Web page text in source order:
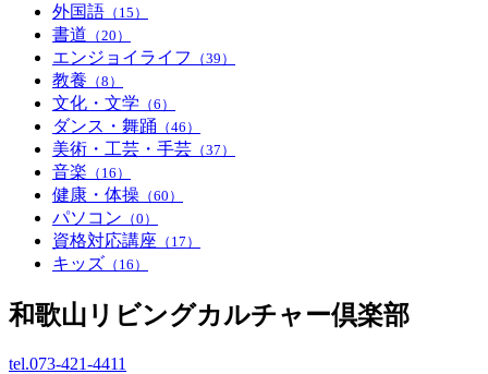
外国語 （15）
書道 （20）
エンジョイライフ （39）
教養 （8）
文化・文学 （6）
ダンス・舞踊 （46）
美術・工芸・手芸 （37）
音楽 （16）
健康・体操 （60）
パソコン （0）
資格対応講座 （17）
キッズ （16）
和歌山リビングカルチャー倶楽部
tel.073-421-4411